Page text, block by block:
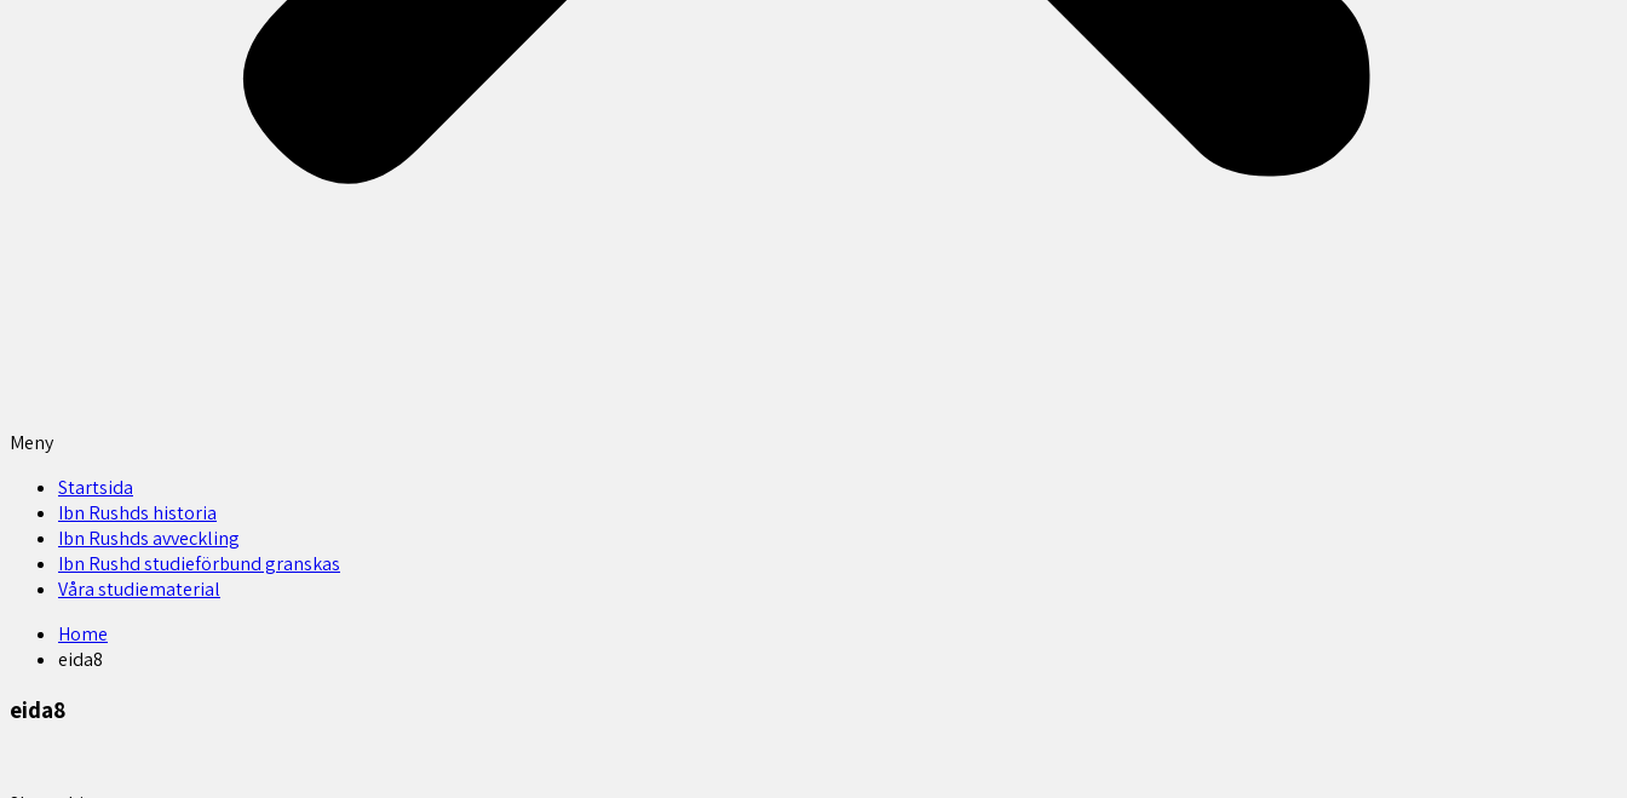
Meny
Startsida
Ibn Rushds historia
Ibn Rushds avveckling
Ibn Rushd studieförbund granskas​
Våra studiematerial
Home
eida8
eida8